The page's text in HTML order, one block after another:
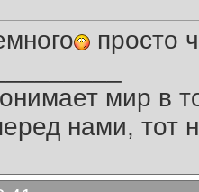
просто
мир в
нами, тот